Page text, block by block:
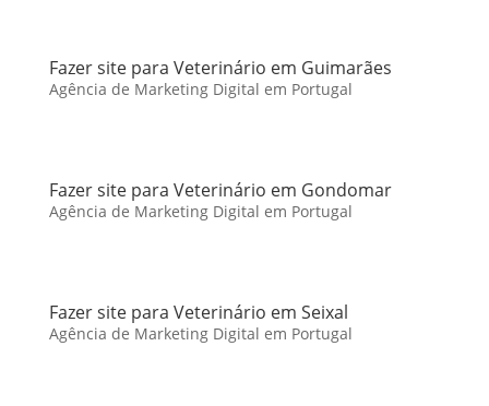
Fazer site para Veterinário em Guimarães
Agência de Marketing Digital em Portugal
Fazer site para Veterinário em Gondomar
Agência de Marketing Digital em Portugal
Fazer site para Veterinário em Seixal
Agência de Marketing Digital em Portugal